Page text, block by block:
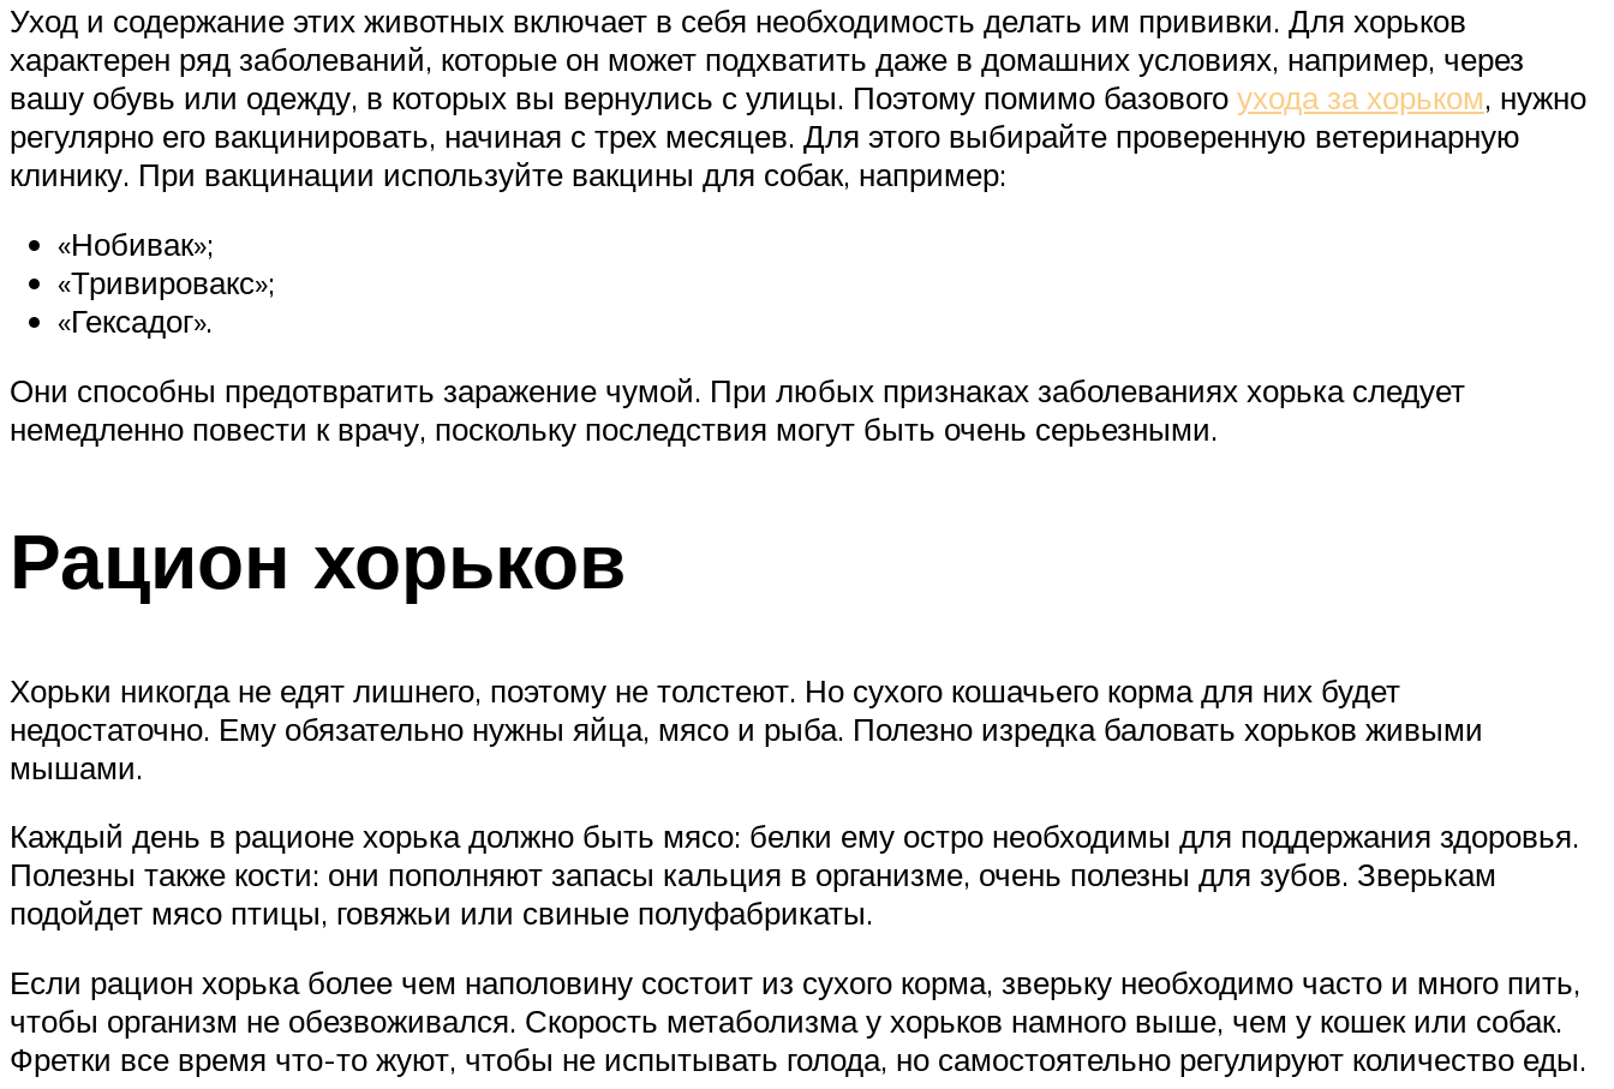
Уход и содержание этих животных включает в себя необходимость делать им прививки. Для хорьков
характерен ряд заболеваний, которые он может подхватить даже в домашних условиях, например, через
вашу обувь или одежду, в которых вы вернулись с улицы. Поэтому помимо базового ухода за хорьком, нужно
регулярно его вакцинировать, начиная с трех месяцев. Для этого выбирайте проверенную ветеринарную
клинику. При вакцинации используйте вакцины для собак, например:
«Нобивак»;
«Тривировакс»;
«Гексадог».
Они способны предотвратить заражение чумой. При любых признаках заболеваниях хорька следует
немедленно повести к врачу, поскольку последствия могут быть очень серьезными.
Рацион хорьков
Хорьки никогда не едят лишнего, поэтому не толстеют. Но сухого кошачьего корма для них будет
недостаточно. Ему обязательно нужны яйца, мясо и рыба. Полезно изредка баловать хорьков живыми
мышами.
Каждый день в рационе хорька должно быть мясо: белки ему остро необходимы для поддержания здоровья.
Полезны также кости: они пополняют запасы кальция в организме, очень полезны для зубов. Зверькам
подойдет мясо птицы, говяжьи или свиные полуфабрикаты.
Если рацион хорька более чем наполовину состоит из сухого корма, зверьку необходимо часто и много пить,
чтобы организм не обезвоживался. Скорость метаболизма у хорьков намного выше, чем у кошек или собак.
Фретки все время что-то жуют, чтобы не испытывать голода, но самостоятельно регулируют количество еды.